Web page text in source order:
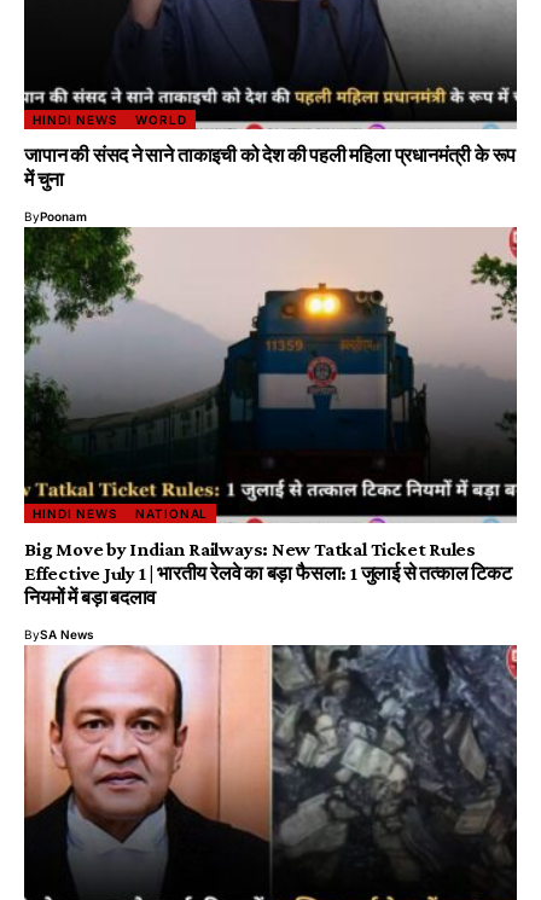
HINDI NEWS WORLD
जापान की संसद ने साने ताकाइची को देश की पहली महिला प्रधानमंत्री के रूप
में चुना
ByPoonam
HINDI NEWS NATIONAL
Big Move by Indian Railways: New Tatkal Ticket Rules
Effective July 1 | भारतीय रेलवे का बड़ा फैसला: 1 जुलाई से तत्काल टिकट
नियमों में बड़ा बदलाव
BySA News